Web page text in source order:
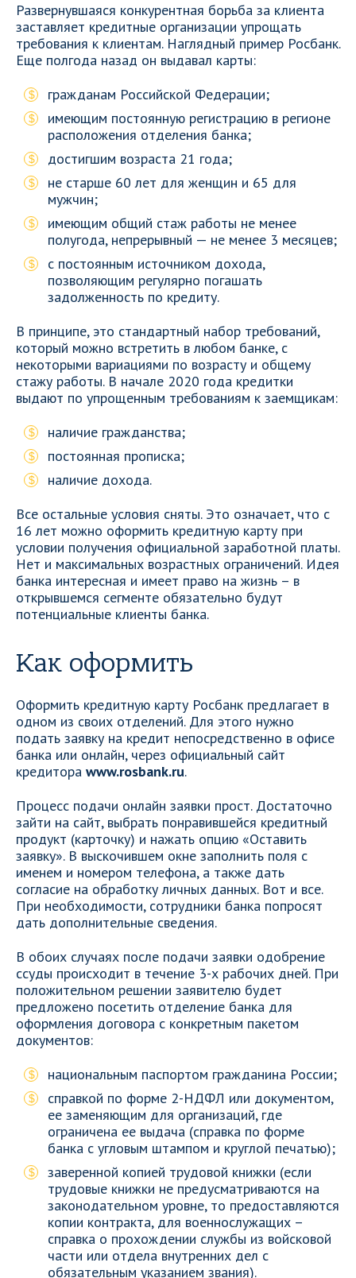
Развернувшаяся конкурентная борьба за клиента
заставляет кредитные организации упрощать
требования к клиентам. Наглядный пример Росбанк.
Еще полгода назад он выдавал карты:
гражданам Российской Федерации;
имеющим постоянную регистрацию в регионе
расположения отделения банка;
достигшим возраста 21 года;
не старше 60 лет для женщин и 65 для
мужчин;
имеющим общий стаж работы не менее
полугода, непрерывный — не менее 3 месяцев;
с постоянным источником дохода,
позволяющим регулярно погашать
задолженность по кредиту.
В принципе, это стандартный набор требований,
который можно встретить в любом банке, с
некоторыми вариациями по возрасту и общему
стажу работы. В начале 2020 года кредитки
выдают по упрощенным требованиям к заемщикам:
наличие гражданства;
постоянная прописка;
наличие дохода.
Все остальные условия сняты. Это означает, что с
16 лет можно оформить кредитную карту при
условии получения официальной заработной платы.
Нет и максимальных возрастных ограничений. Идея
банка интересная и имеет право на жизнь – в
открывшемся сегменте обязательно будут
потенциальные клиенты банка.
Как оформить
Оформить кредитную карту Росбанк предлагает в
одном из своих отделений. Для этого нужно
подать заявку на кредит непосредственно в офисе
банка или онлайн, через официальный сайт
кредитора www.rosbank.ru.
Процесс подачи онлайн заявки прост. Достаточно
зайти на сайт, выбрать понравившейся кредитный
продукт (карточку) и нажать опцию «Оставить
заявку». В выскочившем окне заполнить поля с
именем и номером телефона, а также дать
согласие на обработку личных данных. Вот и все.
При необходимости, сотрудники банка попросят
дать дополнительные сведения.
В обоих случаях после подачи заявки одобрение
ссуды происходит в течение 3-х рабочих дней. При
положительном решении заявителю будет
предложено посетить отделение банка для
оформления договора с конкретным пакетом
документов:
национальным паспортом гражданина России;
справкой по форме 2-НДФЛ или документом,
ее заменяющим для организаций, где
ограничена ее выдача (справка по форме
банка с угловым штампом и круглой печатью);
заверенной копией трудовой книжки (если
трудовые книжки не предусматриваются на
законодательном уровне, то предоставляются
копии контракта, для военнослужащих –
справка о прохождении службы из войсковой
части или отдела внутренних дел с
обязательным указанием звания).